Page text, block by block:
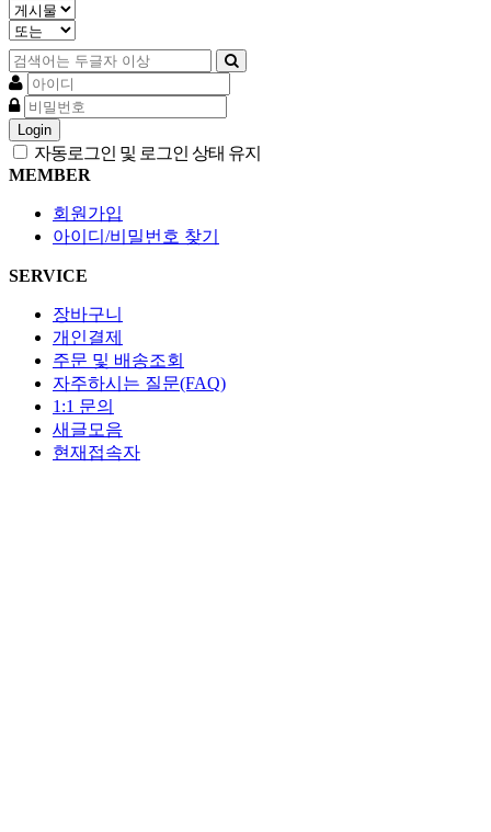
Login
자동로그인 및 로그인 상태 유지
MEMBER
회원가입
아이디/비밀번호 찾기
SERVICE
장바구니
개인결제
주문 및 배송조회
자주하시는 질문(FAQ)
1:1 문의
새글모음
현재접속자